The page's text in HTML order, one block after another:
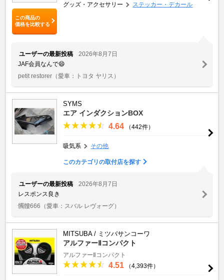
この商品の
価格を比較する
グッズ・アクセサリー ステッカー・デカール
ユーザーの最新投稿
2026年8月7日
JAF会員なんで😄
petit restorer （愛車：トヨタ ヤリス）
SYMS
エア インダクションBOX
4.64 （442件）
吸気系 その他
このカテゴリの取付店を探す
ユーザーの最新投稿
2026年8月7日
レスポンス良き
髑髏666 （愛車：スバル レヴォーグ）
MITSUBA / ミツバサンコーワ
アルファーⅡコンパクト
アルファーⅡコンパクト
4.51 （4,393件）